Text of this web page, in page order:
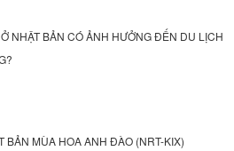
NHẬT BẢN CÓ ẢNH HƯỞNG ĐẾN DU LỊCH
BẢN MÙA HOA ANH ĐÀO (NRT-KIX)